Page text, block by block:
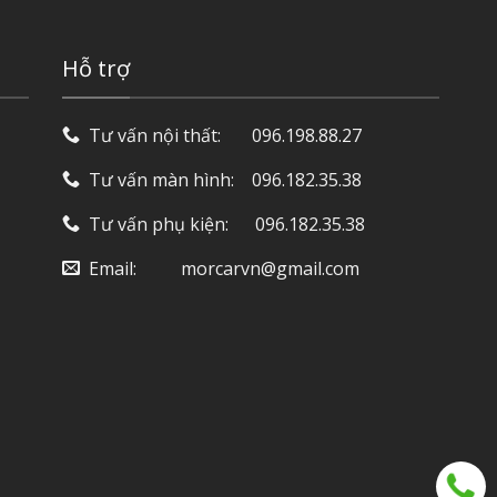
Hỗ trợ
Tư vấn nội thất: ‎ ‎ ‎ ‎ ‎ ‎ 096.198.88.27
Tư vấn màn hình: ‎ ‎ ‎ 096.182.35.38
Tư vấn phụ kiện: ‎ ‎ ‎ ‎‎ ‎ 096.182.35.38
Email: ‎ ‎ ‎ ‎ ‎ ‎ ‎ ‎ ‎ morcarvn@gmail.com